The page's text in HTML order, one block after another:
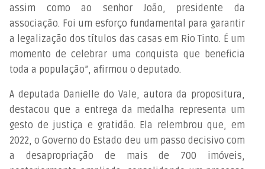
assim como ao senhor João, presidente da
associação. Foi um esforço fundamental para garantir
a legalização dos títulos das casas em Rio Tinto. É um
momento de celebrar uma conquista que beneficia
toda a população”, afirmou o deputado.
A deputada Danielle do Vale, autora da propositura,
destacou que a entrega da medalha representa um
gesto de justiça e gratidão. Ela relembrou que, em
2022, o Governo do Estado deu um passo decisivo com
a desapropriação de mais de 700 imóveis,